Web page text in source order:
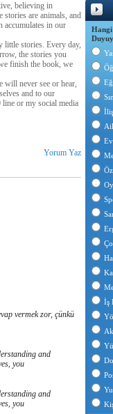
believing in
are animals, and
accumulates in our
little stories. Every day,
the stories you
finish the book, we
will never see or hear,
and to our
line or my social media
Yorum Yaz
vermek zor, çünkü
and
you
and
you
İş